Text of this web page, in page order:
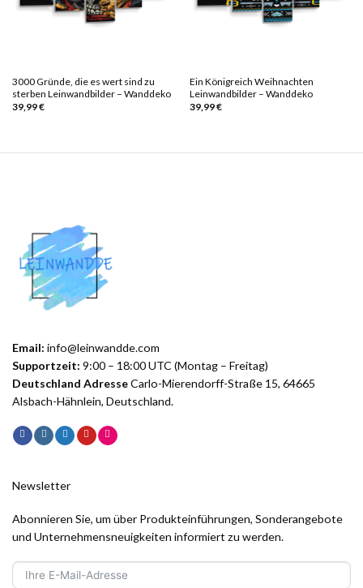
3000 Gründe, die es wert sind zu
sterben Leinwandbilder – Wanddeko
39,99€
Ein Königreich Weihnachten
Leinwandbilder – Wanddeko
39,99€
Email: info@leinwandde.com
Supportzeit: 9:00 – 18:00 UTC (Montag – Freitag)
Deutschland AdresseCarlo-Mierendorff-Straße 15, 64665
Alsbach-Hähnlein, Deutschland.
Newsletter
Abonnieren Sie, um über Produkteinführungen, Sonderangebote
und Unternehmensneuigkeiten informiert zu werden.